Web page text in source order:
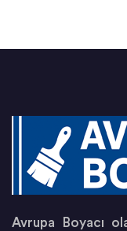
Avrupa Boyacı